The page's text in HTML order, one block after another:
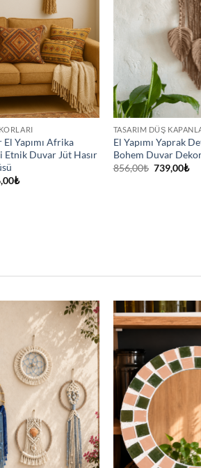
El Yapımı Afrika
Etnik Duvar Jüt Hasır
₺Şu
TASARIM DÜŞ
El Yapımı Yaprak
Bohem Duvar
856,00₺ Orijinal
fiyat:
739,00₺Şu